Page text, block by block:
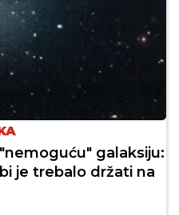
galaksiju:
je trebalo držati na